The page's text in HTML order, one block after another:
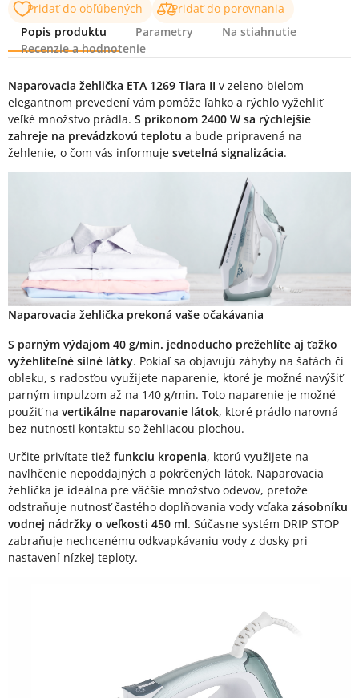
Pridať do obľúbených
Pridať do porovnania
Popis produktu
Parametry
Na stiahnutie
Recenzie a hodnotenie
Popis produktu
Naparovacia žehlička ETA 1269 Tiara II v zeleno-bielom
elegantnom prevedení vám pomôže ľahko a rýchlo vyžehliť
veľké množstvo prádla. S príkonom 2400 W sa rýchlejšie
zahreje na prevádzkovú teplotu a bude pripravená na
žehlenie, o čom vás informuje svetelná signalizácia.
Naparovacia žehlička prekoná vaše očakávania
S parným výdajom 40 g/min. jednoducho prežehlíte aj ťažko
vyžehliteľné silné látky. Pokiaľ sa objavujú záhyby na šatách či
obleku, s radosťou využijete naparenie, ktoré je možné navýšiť
parným impulzom až na 140 g/min. Toto naparenie je možné
použiť na vertikálne naparovanie látok, ktoré prádlo narovná
bez nutnosti kontaktu so žehliacou plochou.
Určite privítate tiež funkciu kropenia, ktorú využijete na
navlhčenie nepoddajných a pokrčených látok. Naparovacia
žehlička je ideálna pre väčšie množstvo odevov, pretože
odstraňuje nutnosť častého doplňovania vody vďaka zásobníku
vodnej nádržky o veľkosti 450 ml. Súčasne systém DRIP STOP
zabraňuje nechcenému odkvapkávaniu vody z dosky pri
nastavení nízkej teploty.